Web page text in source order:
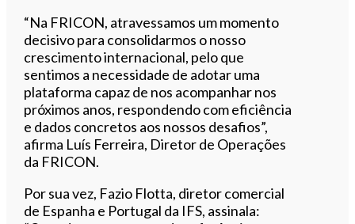
“Na FRICON, atravessamos um momento
decisivo para consolidarmos o nosso
crescimento internacional, pelo que
sentimos a necessidade de adotar uma
plataforma capaz de nos acompanhar nos
próximos anos, respondendo com eficiência
e dados concretos aos nossos desafios”,
afirma Luís Ferreira, Diretor de Operações
da FRICON.
Por sua vez, Fazio Flotta, diretor comercial
de Espanha e Portugal da IFS, assinala: